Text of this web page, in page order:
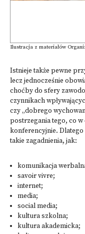
Ilustracja z materiałów
Istnieje także pewne
lecz jednocześnie
choćby do sfery
czynnikach
czy „dobrego
postrzegania tego, co
konferencyjnie.
takie zagadnienia, jak:
komunikacja
savoir vivre;
internet;
media;
social media;
kultura szkolna;
kultura akademicka;